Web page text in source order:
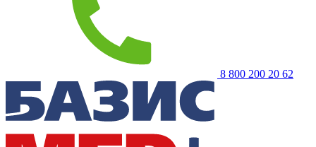
8 800 200 20 62